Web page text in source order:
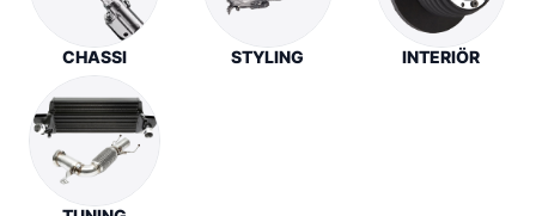
CHASSI STYLING INTERIÖR